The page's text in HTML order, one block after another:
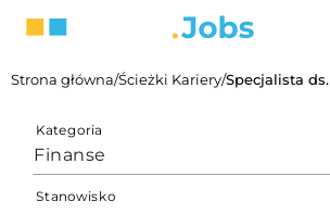
Strona główna/Ścieżki Kariery/Specjalista
Kategoria
Finanse
Stanowisko